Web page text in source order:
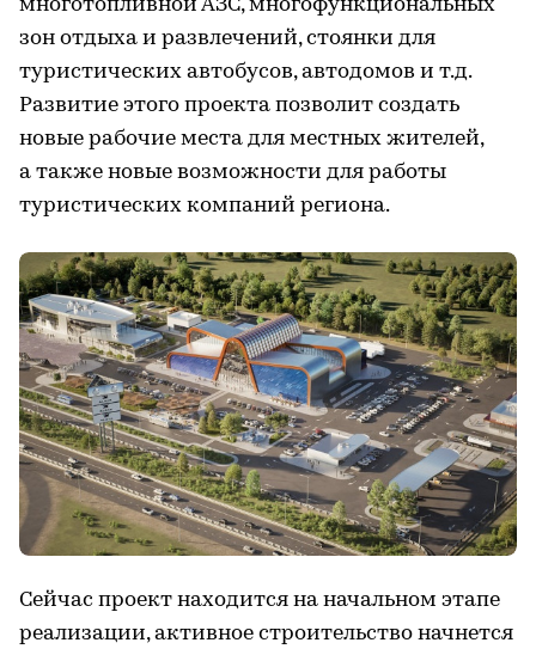
многотопливной АЗС, многофункциональных
зон отдыха и развлечений, стоянки для
туристических автобусов, автодомов и т.д.
Развитие этого проекта позволит создать
новые рабочие места для местных жителей,
а также новые возможности для работы
туристических компаний региона.
Сейчас проект находится на начальном этапе
реализации, активное строительство начнется